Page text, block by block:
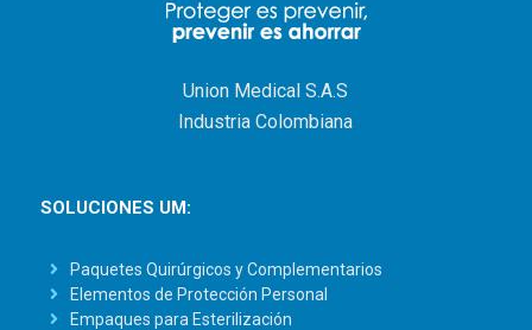
Union Medical S.A.S
Industria Colombiana
SOLUCIONES UM:
Paquetes Quirúrgicos y Complementarios
Elementos de Protección Personal
Empaques para Esterilización